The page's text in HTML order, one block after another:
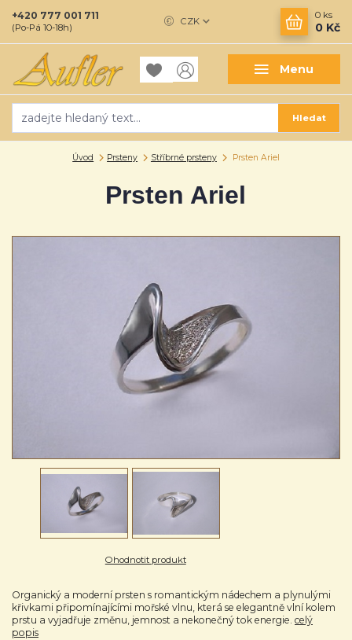
Menu
CZK
Hledat
+420 777 001 711
(Po-Pá 10-18h)
0 ks
0 Kč
Úvod Prsteny Stříbrné prsteny Prsten Ariel
Prsten Ariel
Ohodnotit produkt
Organický a moderní prsten s romantickým nádechem a plynulými
křivkami připomínajícími mořské vlnu, která se elegantně vlní kolem
prstu a vyjadřuje změnu, jemnost a nekonečný tok energie. celý
popis